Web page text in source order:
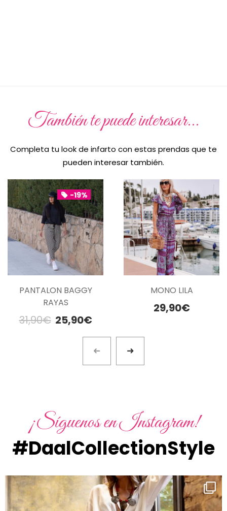
También te puede interesar...
Completa tu look de infarto con estas prendas que te
pueden interesar también.
-19%
UNICA
PANTALON BAGGY
RAYAS
31,90€ 25,90€
UNICA
MONO LILA
29,90€
¡Síguenos en Instagram!
#DaalCollectionStyle